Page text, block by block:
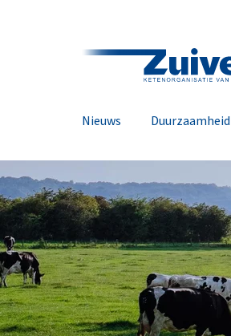
Nieuws Duurzaamheid